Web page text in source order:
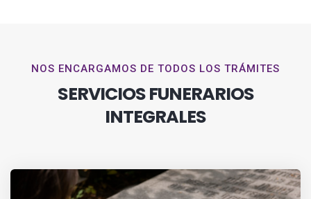
NOS ENCARGAMOS DE TODOS LOS TRÁMITES
SERVICIOS FUNERARIOS
INTEGRALES